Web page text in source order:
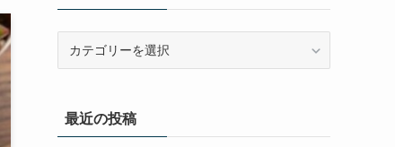
ー
検
最近の投稿